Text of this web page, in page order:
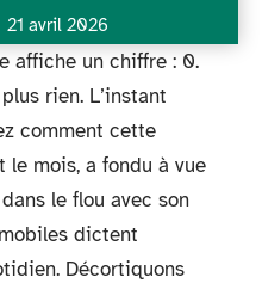
21 avril 2026
affiche un chiffre : 0.
rien. L’instant
comment cette
le mois, a fondu à vue
le flou avec son
dictent
Décortiquons